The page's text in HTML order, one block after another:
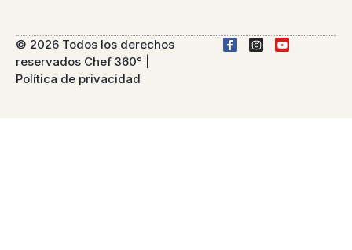
© 2026 Todos los derechos
reservados Chef 360° |
Política de privacidad